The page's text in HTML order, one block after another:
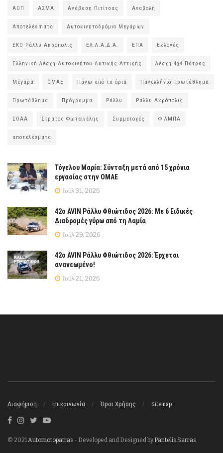
ΑΟΠ ΑΣΜΑ Ανάβαση Πιτίτσας Αναβολή
Αποτελέsmατα Αυτοκινητοδρόμιο Μεγάρων
ΕΚΟ Ράλλυ Ακρόπολις ΕΛ.Λ.Α.Δ.Α. ΕΠΑ Εκλογές
Ελληνική Λέσχη Αυτοκινήτου Δυτικής Αττικής Λέσχη 4χ4 Πάτρας
Μέγαρα ΟΜΑΕ Πάνω από τα όρια Πανελλήνιο Πρωτάθλημα
Πρωτάθλημα Πρόγραμμα Ράλλυ Ράλλυ Ακρόπολις
ΣΟΑΑ Στράτος Φωτεινέλης Συμμετοχές ΦΙΛΜΠΑ
αποτελέσματα
Τόγελου Μαρία: Σύνταξη μετά από 15 χρόνια
εργασίας στην ΟΜΑΕ
Ιούλ 31, 2026
42ο AVIN Ράλλυ Φθιώτιδος 2026: Με 6 Ειδικές
Διαδρομές γύρω από τη Λαμία
Ιούλ 29, 2026
42ο AVIN Ράλλυ Φθιώτιδος 2026: Έρχεται
ανανεωμένο!
Ιούλ 21, 2026
Διαφήμιση Επικοινωνία Όροι Χρήσης Sitemap
© 2021Automotopatras - Developed and Designed byPantelis Sarras.